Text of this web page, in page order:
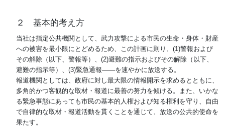
２ 基本的考え方
当社は指定公共機関として、武力攻撃による市民の生命・身体・財産
への被害を最小限にとどめるため、この計画に則り、(1)警報および
その解除（以下、警報等）、(2)避難の指示およびその解除（以下、
避難の指示等）、(3)緊急通報――を速やかに放送する。
報道機関としては、政府に対し最大限の情報開示を求めるとともに、
多角的かつ客観的な取材・報道に最善の努力を傾ける。また、いかな
る緊急事態にあっても市民の基本的人権および知る権利を守り、自由
で自律的な取材・報道活動を貫くことを通じて、放送の公共的使命を
果たす。